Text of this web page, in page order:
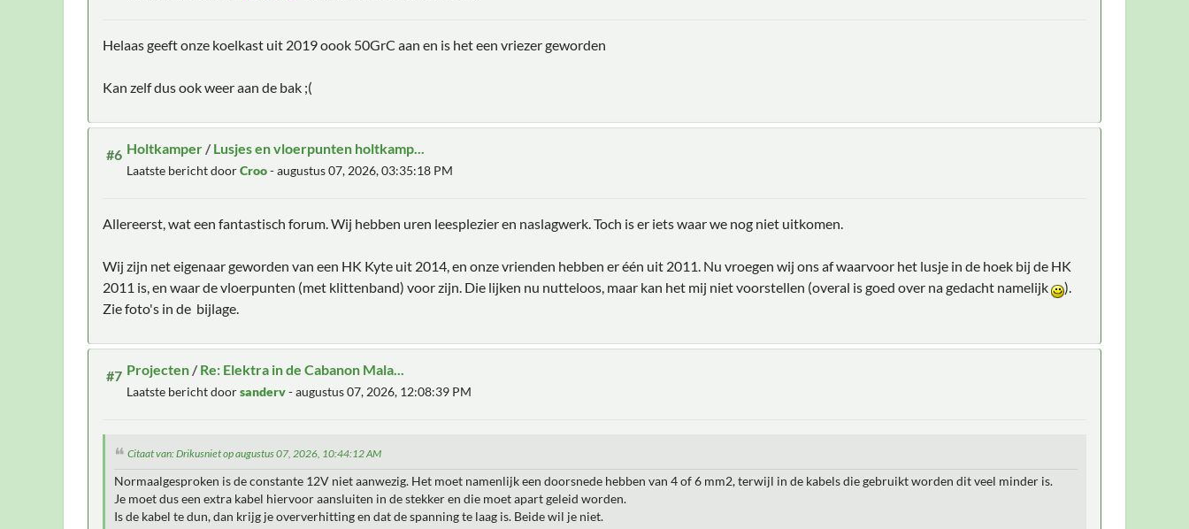
Helaas geeft onze koelkast uit 2019 oook 50GrC aan en is het een vriezer geworden
Kan zelf dus ook weer aan de bak ;(
#6 Holtkamper /Lusjes en vloerpunten holtkamp...
Laatste bericht doorCroo- augustus 07, 2026, 03:35:18 PM
Allereerst, wat een fantastisch forum. Wij hebben uren leesplezier en naslagwerk. Toch is er iets waar we nog niet uitkomen.
Wij zijn net eigenaar geworden van een HK Kyte uit 2014, en onze vrienden hebben er één uit 2011. Nu vroegen wij ons af waarvoor het lusje in de hoek bij de HK
2011 is, en waar de vloerpunten (met klittenband) voor zijn. Die lijken nu nutteloos, maar kan het mij niet voorstellen (overal is goed over na gedacht namelijk
).
Zie foto's in de bijlage.
#7 Projecten /Re: Elektra in de Cabanon Mala...
Laatste bericht doorsanderv- augustus 07, 2026, 12:08:39 PM
Citaat van: Drikusniet op augustus 07, 2026, 10:44:12 AM
Normaalgesproken is de constante 12V niet aanwezig. Het moet namenlijk een doorsnede hebben van 4 of 6 mm2, terwijl in de kabels die gebruikt worden dit veel minder is.
Je moet dus een extra kabel hiervoor aansluiten in de stekker en die moet apart geleid worden.
Is de kabel te dun, dan krijg je oververhitting en dat de spanning te laag is. Beide wil je niet.